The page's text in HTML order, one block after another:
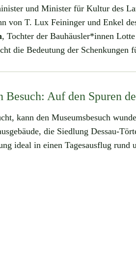
und Minister für Kultur des
von T. Lux Feininger und Enkel
, Tochter der Bauhäusler*innen
die Bedeutung der Schenkungen
Auf den Spuren
kann den Museumsbesuch
die Siedlung Dessau-
ideal in einen Tagesausflug